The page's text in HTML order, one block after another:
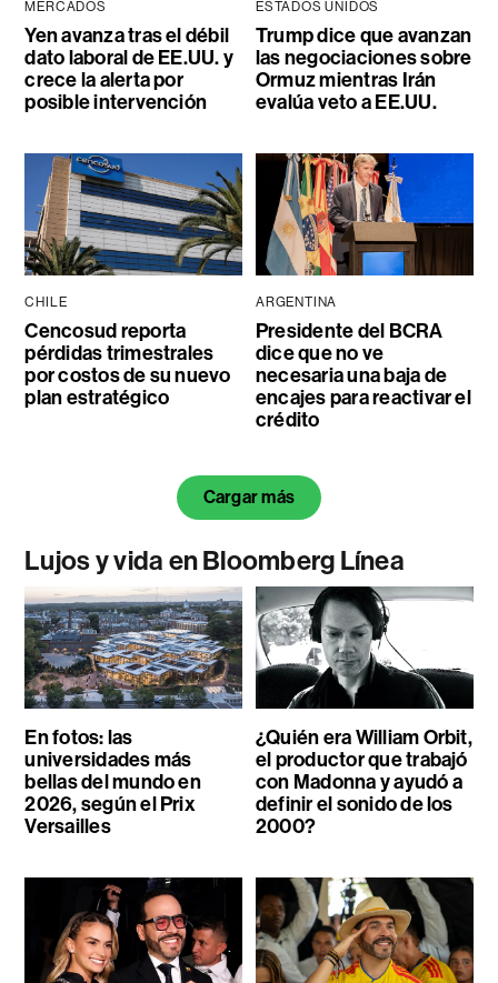
MERCADOS
Yen avanza tras el débil
dato laboral de EE.UU. y
crece la alerta por
posible intervención
ESTADOS UNIDOS
Trump dice que avanzan
las negociaciones sobre
Ormuz mientras Irán
evalúa veto a EE.UU.
CHILE
Cencosud reporta
pérdidas trimestrales
por costos de su nuevo
plan estratégico
ARGENTINA
Presidente del BCRA
dice que no ve
necesaria una baja de
encajes para reactivar el
crédito
Cargar más
Lujos y vida en Bloomberg Línea
En fotos: las
universidades más
bellas del mundo en
2026, según el Prix
Versailles
¿Quién era William Orbit,
el productor que trabajó
con Madonna y ayudó a
definir el sonido de los
2000?